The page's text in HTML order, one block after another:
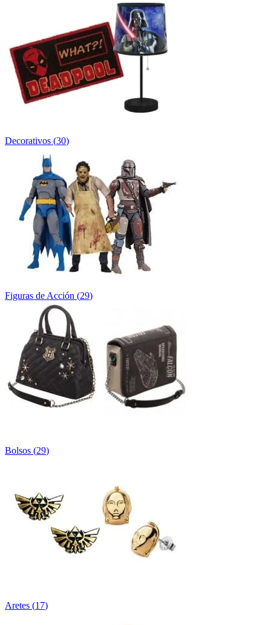
Decorativos (30)
Figuras de Acción (29)
Bolsos (29)
Aretes (17)